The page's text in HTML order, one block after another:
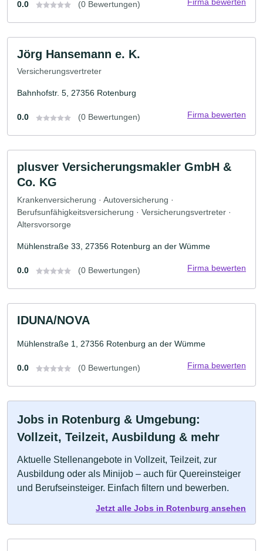
0.0 (0 Bewertungen)
Jörg Hansemann e. K.
Versicherungsvertreter
Bahnhofstr. 5, 27356 Rotenburg
0.0 (0 Bewertungen) Firma bewerten
plusver Versicherungsmakler GmbH &
Co. KG
Krankenversicherung · Autoversicherung ·
Berufsunfähigkeitsversicherung · Versicherungsvertreter ·
Altersvorsorge
Mühlenstraße 33, 27356 Rotenburg an der Wümme
0.0 (0 Bewertungen) Firma bewerten
IDUNA/NOVA
Mühlenstraße 1, 27356 Rotenburg an der Wümme
0.0 (0 Bewertungen) Firma bewerten
Jobs in Rotenburg & Umgebung:
Vollzeit, Teilzeit, Ausbildung & mehr
Aktuelle Stellenangebote in Vollzeit, Teilzeit, zur
Ausbildung oder als Minijob – auch für Quereinsteiger
und Berufseinsteiger. Einfach filtern und bewerben.
Jetzt alle Jobs in Rotenburg ansehen